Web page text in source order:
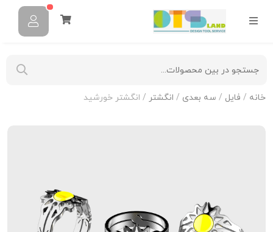
خانه / فایل / سه بعدی / انگشتر / انگشتر خورشید